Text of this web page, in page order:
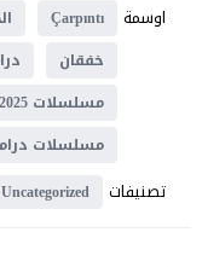
اوسمة
Çarpıntı
خفقان
مسلسلات 2025
مسلسلات
تصنيفات Uncategorized